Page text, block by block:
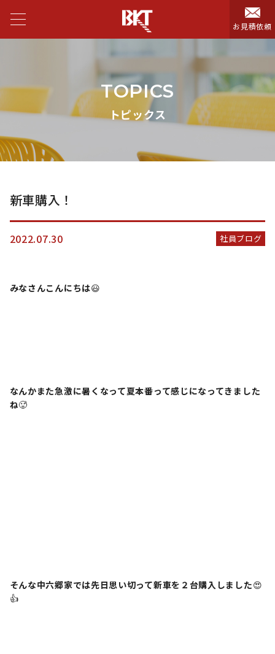
お見積依頼
TOPICS
トピックス
新車購入！
2022.07.30 社員ブログ
みなさんこんにちは😃
なんかまた急激に暑くなって夏本番って感じになってきました
ね🥵
そんな中六郷家では先日思い切って新車を２台購入しました😍
👍